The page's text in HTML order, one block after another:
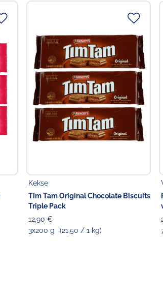
Kekse
Tim Tam Original Chocolate Biscuits
Triple Pack
12,90 €
3x200 g
(21,50 / 1 kg)